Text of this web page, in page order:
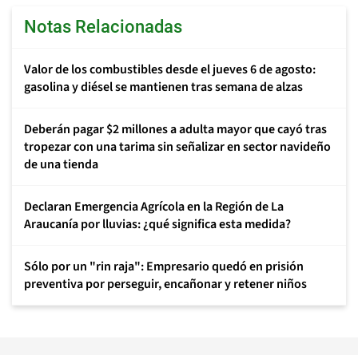
Notas Relacionadas
Valor de los combustibles desde el jueves 6 de agosto:
gasolina y diésel se mantienen tras semana de alzas
Deberán pagar $2 millones a adulta mayor que cayó tras
tropezar con una tarima sin señalizar en sector navideño
de una tienda
Declaran Emergencia Agrícola en la Región de La
Araucanía por lluvias: ¿qué significa esta medida?
Sólo por un "rin raja": Empresario quedó en prisión
preventiva por perseguir, encañonar y retener niños